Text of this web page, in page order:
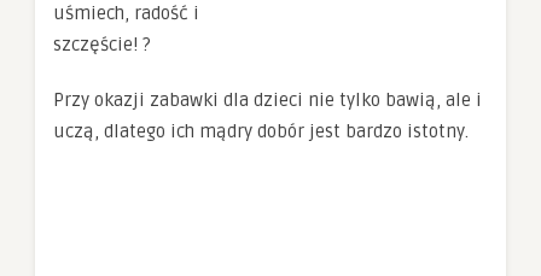
uśmiech, radość i
szczęście! ?
Przy okazji zabawki dla dzieci nie tylko bawią, ale i
uczą, dlatego ich mądry dobór jest bardzo istotny.